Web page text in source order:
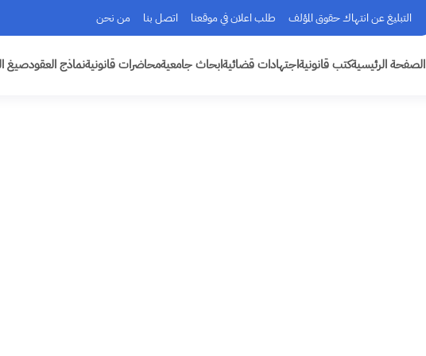
التبليغ عن انتهاك حقوق المؤلف طلب اعلان في موقعنا اتصل بنا من نحن
الصفحة الرئيسيةكتب قانونيةاجتهادات قضائيةابحاث جامعيةمحاضرات قانونيةنماذج العقودصيغ